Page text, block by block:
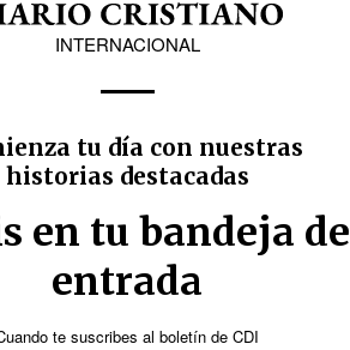
INTERNACIONAL
tu día con nuestras
historias destacadas
en tu bandeja de
entrada
te suscribes al boletín de CDI